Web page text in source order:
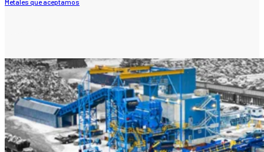
Metales que aceptamos